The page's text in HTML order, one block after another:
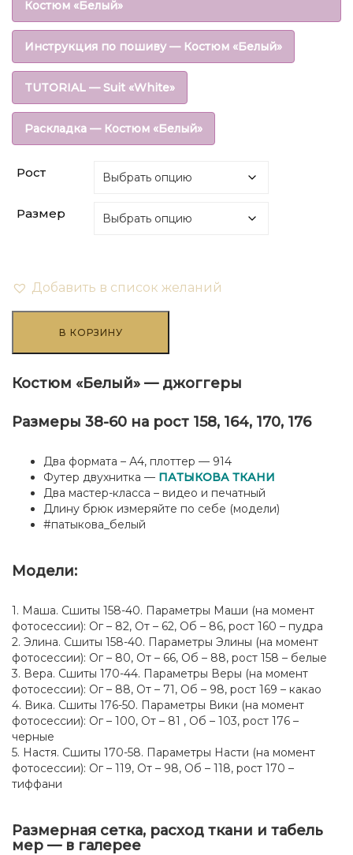
составляла
₽270.00.
Костюм «Белый»
Инструкция по пошиву — Костюм «Белый»
TUTORIAL — Suit «White»
Раскладка — Костюм «Белый»
Рост
Размер
Добавить в список желаний
Костюм
В КОРЗИНУ
Костюм «Белый» — джоггеры
Размеры 38-60 на рост 158, 164, 170, 176
Два формата – А4, плоттер — 914
Футер двухнитка — ПАТЫКОВА ТКАНИ
Два мастер-класса – видео и печатный
Длину брюк измеряйте по себе (модели)
#патыкова_белый
Модели:
1. Маша. Сшиты 158-40. Параметры Маши (на момент
фотосессии): Ог – 82, От – 62, Об – 86, рост 160 – пудра
2. Элина. Сшиты 158-40. Параметры Элины (на момент
фотосессии): Ог – 80, От – 66, Об – 88, рост 158 – белые
3. Вера. Сшиты 170-44. Параметры Веры (на момент
фотосессии): Ог – 88, От – 71, Об – 98, рост 169 – какао
4. Вика. Сшиты 176-50. Параметры Вики (на момент
фотосессии): Ог – 100, От – 81 , Об – 103, рост 176 –
черные
5. Настя. Сшиты 170-58. Параметры Насти (на момент
фотосессии): Ог – 119, От – 98, Об – 118, рост 170 –
тиффани
Размерная сетка, расход ткани и табель
мер — в галерее